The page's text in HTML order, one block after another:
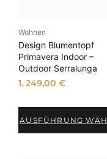
Wohnen
Design Blumentopf
Primavera Indoor –
Outdoor Serralunga
1. 249,00€
AUSFÜHRUNG